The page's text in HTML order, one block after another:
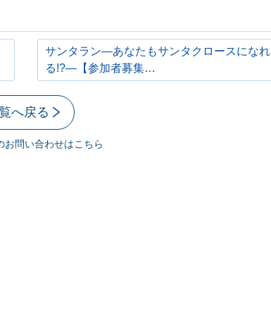
サンタラン―あなたもサンタクロースになれ
る!?―【参加者募集…
へ戻る
お問い合わせはこちら